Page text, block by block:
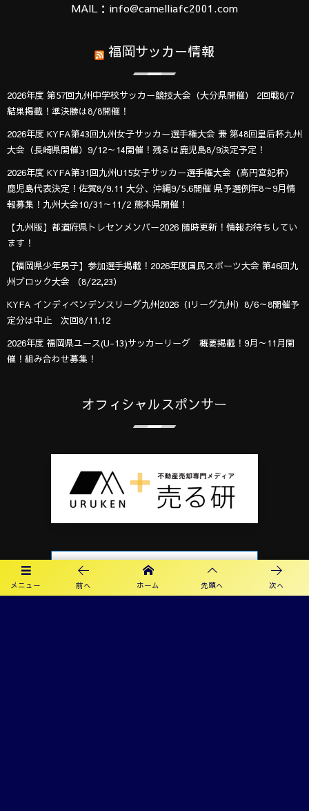
メニュー 前へ ホーム 先頭へ 次へ
MAIL：info@camelliafc2001.com
福岡サッカー情報
2026年度 第57回九州中学校サッカー競技大会（大分県開催） 2回戦8/7
結果掲載！準決勝は8/8開催！
2026年度 KYFA第43回九州女子サッカー選手権大会 兼 第48回皇后杯九州
大会（長崎県開催）9/12～14開催！残るは鹿児島8/9決定予定！
2026年度 KYFA第31回九州U15女子サッカー選手権大会（高円宮妃杯）
鹿児島代表決定！佐賀8/9.11 大分、沖縄9/5.6開催 県予選例年8～9月情
報募集！九州大会10/31～11/2 熊本県開催！
【九州版】都道府県トレセンメンバー2026 随時更新！情報お待ちしてい
ます！
【福岡県少年男子】参加選手掲載！2026年度国民スポーツ大会 第46回九
州ブロック大会 （8/22,23）
KYFA インディペンデンスリーグ九州2026（Iリーグ九州）8/6～8開催予
定分は中止 次回8/11.12
2026年度 福岡県ユース(U-13)サッカーリーグ 概要掲載！9月～11月開
催！組み合わせ募集！
オフィシャルスポンサー